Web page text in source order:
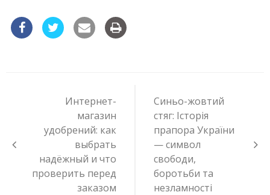
Интернет-
магазин
удобрений: как
выбрать
надёжный и что
проверить перед
заказом
Синьо-жовтий
стяг: Історія
прапора України
— символ
свободи,
боротьби та
незламності